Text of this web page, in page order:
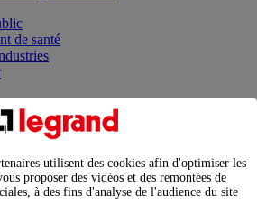
de santé
planifier le fonctionnement des appareils
son tableau électrique
Center Solutions : concentrer les
service de vos performances
utilisent des cookies afin d'optimiser les
proposer des vidéos et des remontées de
à des fins d'analyse de l'audience du site